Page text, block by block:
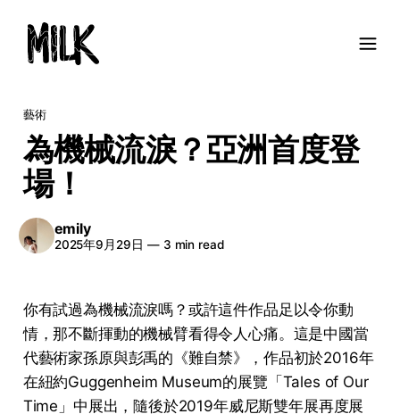
藝術
為機械流淚？亞洲首度登
場！
emily
2025年9月29日 —3 min read
你有試過為機械流淚嗎？或許這件作品足以令你動
情，那不斷揮動的機械臂看得令人心痛。這是中國當
代藝術家孫原與彭禹的《難自禁》，作品初於2016年
在紐約Guggenheim Museum的展覽「Tales of Our
Time」中展出，隨後於2019年威尼斯雙年展再度展